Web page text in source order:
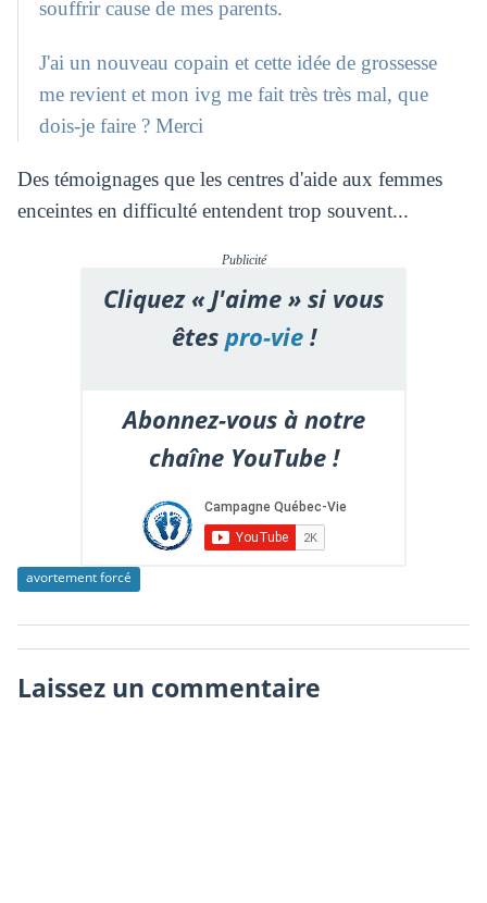
souffrir cause de mes parents.
J'ai un nouveau copain et cette idée de grossesse
me revient et mon ivg me fait très très mal, que
dois-je faire ? Merci
Des témoignages que les centres d'aide aux femmes
enceintes en difficulté entendent trop souvent...
Publicité
Cliquez « J'aime » si vous
êtespro-vie!
Abonnez-vous à notre
chaîne YouTube !
avortement forcé
Laissez un commentaire